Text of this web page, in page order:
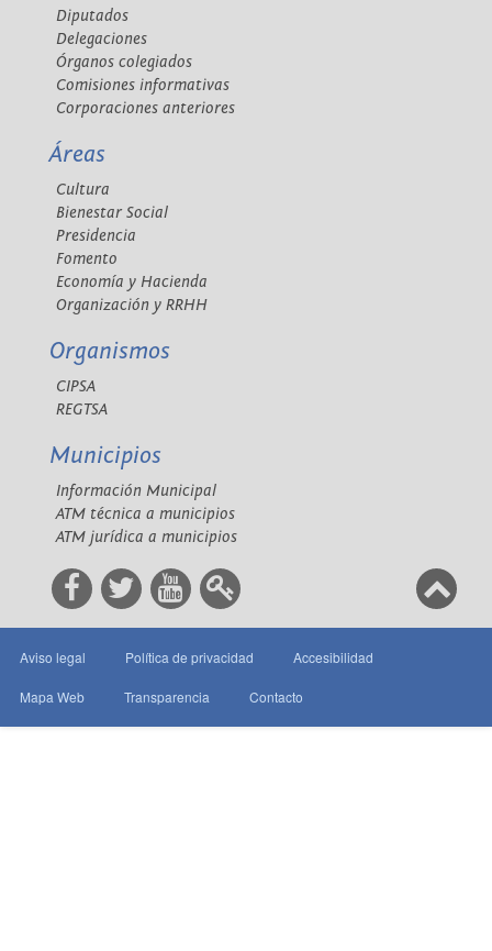
Diputados
Delegaciones
Órganos colegiados
Comisiones informativas
Corporaciones anteriores
Áreas
Cultura
Bienestar Social
Presidencia
Fomento
Economía y Hacienda
Organización y RRHH
Organismos
CIPSA
REGTSA
Municipios
Información Municipal
ATM técnica a municipios
ATM jurídica a municipios
Aviso legal Política de privacidad Accesibilidad
Mapa Web Transparencia Contacto